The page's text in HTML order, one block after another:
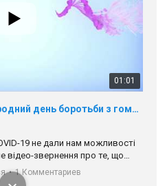
01:01
17 травня IDAHO. Міжнародний день боротьби з гомофобією трансфобією і біфобія.
19 не дали нам можливості
відео-звернення про те, що
та не можемо зустрінеться, ми
поділяє цінності рівності та
• 1 Комментариев